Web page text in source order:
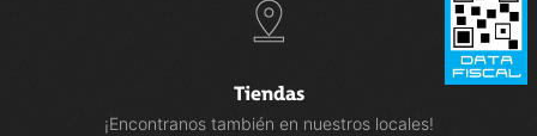
Tiendas
¡Encontranos también en nuestros locales!